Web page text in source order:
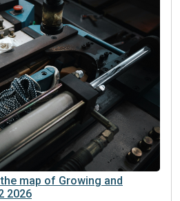
map of Growing and
2026